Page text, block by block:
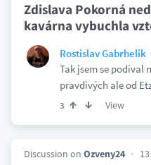
Zdislava Pokorná
kavárna vybuchla
Rostislav Gabrhelik
Tak jsem se podíval
pravdivých ale od
3 View
Discussion on Ozveny24